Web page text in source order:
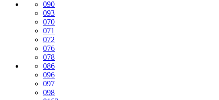
090
093
070
071
072
076
078
086
096
097
098